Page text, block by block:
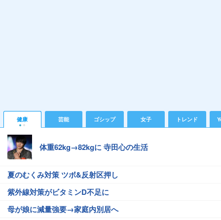
健康 芸能 ゴシップ 女子 トレンド
体重62kg→82kgに 寺田心の生活
夏のむくみ対策 ツボ&反射区押し
紫外線対策がビタミンD不足に
母が娘に減量強要→家庭内別居へ